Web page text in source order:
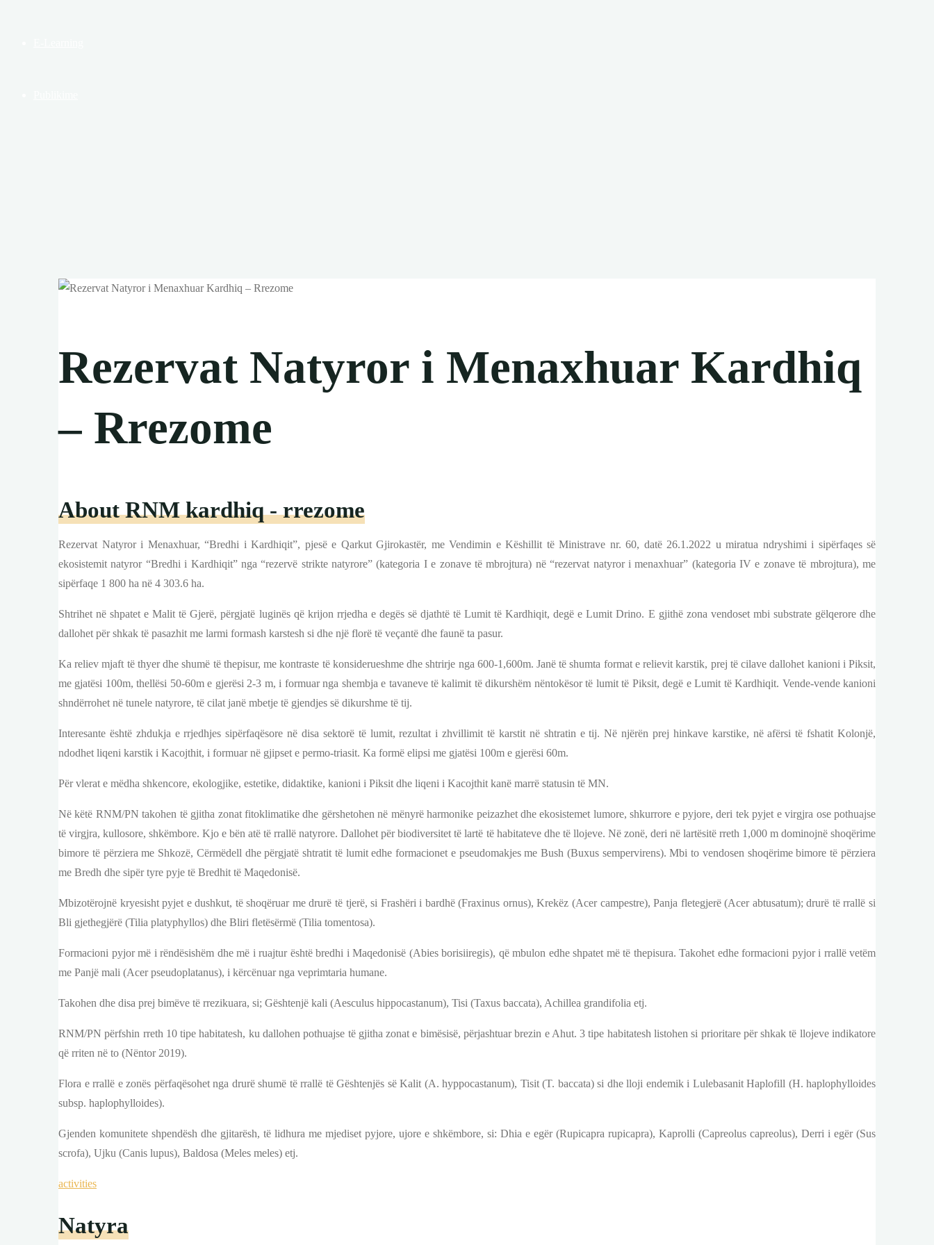
Rezervat Natyror i Menaxhuar Kardhiq
– Rrezome
About RNM kardhiq - rrezome
Rezervat Natyror i Menaxhuar, “Bredhi i Kardhiqit”, pjesë e Qarkut Gjirokastër, me Vendimin e Këshillit të Ministrave nr. 60, datë 26.1.2022 u miratua ndryshimi i sipërfaqes së
ekosistemit natyror “Bredhi i Kardhiqit” nga “rezervë strikte natyrore” (kategoria I e zonave të mbrojtura) në “rezervat natyror i menaxhuar” (kategoria IV e zonave të mbrojtura), me
sipërfaqe 1 800 ha në 4 303.6 ha.
Shtrihet në shpatet e Malit të Gjerë, përgjatë luginës që krijon rrjedha e degës së djathtë të Lumit të Kardhiqit, degë e Lumit Drino. E gjithë zona vendoset mbi substrate gëlqerore dhe
dallohet për shkak të pasazhit me larmi formash karstesh si dhe një florë të veçantë dhe faunë ta pasur.
Ka reliev mjaft të thyer dhe shumë të thepisur, me kontraste të konsiderueshme dhe shtrirje nga 600-1,600m. Janë të shumta format e relievit karstik, prej të cilave dallohet kanioni i Piksit,
me gjatësi 100m, thellësi 50-60m e gjerësi 2-3 m, i formuar nga shembja e tavaneve të kalimit të dikurshëm nëntokësor të lumit të Piksit, degë e Lumit të Kardhiqit. Vende-vende kanioni
shndërrohet në tunele natyrore, të cilat janë mbetje të gjendjes së dikurshme të tij.
Interesante është zhdukja e rrjedhjes sipërfaqësore në disa sektorë të lumit, rezultat i zhvillimit të karstit në shtratin e tij. Në njërën prej hinkave karstike, në afërsi të fshatit Kolonjë,
ndodhet liqeni karstik i Kacojthit, i formuar në gjipset e permo-triasit. Ka formë elipsi me gjatësi 100m e gjerësi 60m.
Për vlerat e mëdha shkencore, ekologjike, estetike, didaktike, kanioni i Piksit dhe liqeni i Kacojthit kanë marrë statusin të MN.
Në këtë RNM/PN takohen të gjitha zonat fitoklimatike dhe gërshetohen në mënyrë harmonike peizazhet dhe ekosistemet lumore, shkurrore e pyjore, deri tek pyjet e virgjra ose pothuajse
të virgjra, kullosore, shkëmbore. Kjo e bën atë të rrallë natyrore. Dallohet për biodiversitet të lartë të habitateve dhe të llojeve. Në zonë, deri në lartësitë rreth 1,000 m dominojnë shoqërime
bimore të përziera me Shkozë, Cërmëdell dhe përgjatë shtratit të lumit edhe formacionet e pseudomakjes me Bush (Buxus sempervirens). Mbi to vendosen shoqërime bimore të përziera
me Bredh dhe sipër tyre pyje të Bredhit të Maqedonisë.
Mbizotërojnë kryesisht pyjet e dushkut, të shoqëruar me drurë të tjerë, si Frashëri i bardhë (Fraxinus ornus), Krekëz (Acer campestre), Panja fletegjerë (Acer abtusatum); drurë të rrallë si
Bli gjethegjërë (Tilia platyphyllos) dhe Bliri fletësërmë (Tilia tomentosa).
Formacioni pyjor më i rëndësishëm dhe më i ruajtur është bredhi i Maqedonisë (Abies borisiiregis), që mbulon edhe shpatet më të thepisura. Takohet edhe formacioni pyjor i rrallë vetëm
me Panjë mali (Acer pseudoplatanus), i kërcënuar nga veprimtaria humane.
Takohen dhe disa prej bimëve të rrezikuara, si; Gështenjë kali (Aesculus hippocastanum), Tisi (Taxus baccata), Achillea grandifolia etj.
RNM/PN përfshin rreth 10 tipe habitatesh, ku dallohen pothuajse të gjitha zonat e bimësisë, përjashtuar brezin e Ahut. 3 tipe habitatesh listohen si prioritare për shkak të llojeve indikatore
që rriten në to (Nëntor 2019).
Flora e rrallë e zonës përfaqësohet nga drurë shumë të rrallë të Gështenjës së Kalit (A. hyppocastanum), Tisit (T. baccata) si dhe lloji endemik i Lulebasanit Haplofill (H. haplophylloides
subsp. haplophylloides).
Gjenden komunitete shpendësh dhe gjitarësh, të lidhura me mjediset pyjore, ujore e shkëmbore, si: Dhia e egër (Rupicapra rupicapra), Kaprolli (Capreolus capreolus), Derri i egër (Sus
scrofa), Ujku (Canis lupus), Baldosa (Meles meles) etj.
activities
Natyra